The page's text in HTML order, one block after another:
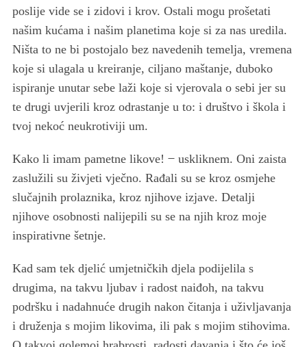
poslije vide se i zidovi i krov. Ostali mogu prošetati
našim kućama i našim planetima koje si za nas uredila.
Ništa to ne bi postojalo bez navedenih temelja, vremena
koje si ulagala u kreiranje, ciljano maštanje, duboko
ispiranje unutar sebe laži koje si vjerovala o sebi jer su
te drugi uvjerili kroz odrastanje u to: i društvo i škola i
tvoj nekoć neukrotiviji um.
Kako li imam pametne likove! ̶ uskliknem. Oni zaista
zaslužili su živjeti vječno. Rađali su se kroz osmjehe
slučajnih prolaznika, kroz njihove izjave. Detalji
njihove osobnosti nalijepili su se na njih kroz moje
inspirativne šetnje.
Kad sam tek djelić umjetničkih djela podijelila s
drugima, na takvu ljubav i radost naiđoh, na takvu
podršku i nadahnuće drugih nakon čitanja i uživljavanja
i druženja s mojim likovima, ili pak s mojim stihovima.